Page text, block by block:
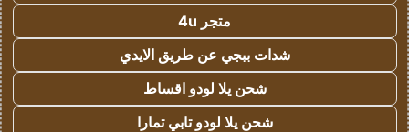
متجر 4u
شدات ببجي عن طريق الايدي
شحن يلا لودو اقساط
شحن يلا لودو تابي تمارا